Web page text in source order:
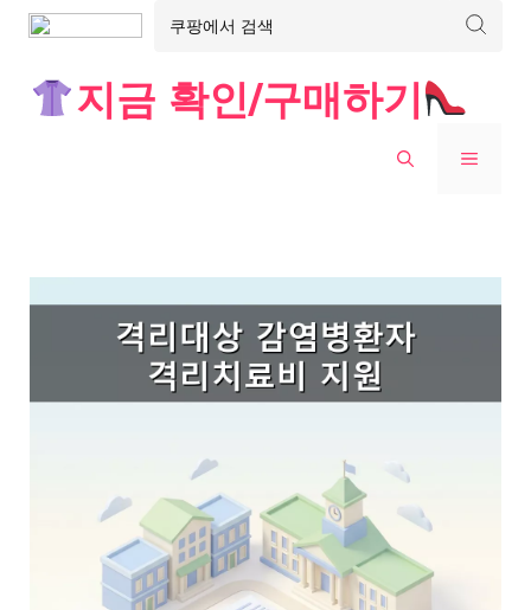
지금 확인/구매하기
MENU